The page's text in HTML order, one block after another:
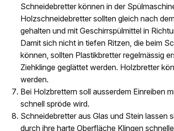
Schneidebretter können in der
Holzschneidebretter sollten gleich nach
gehalten und mit Geschirrspülmittel in
Damit sich nicht in tiefen Ritzen, die beim
können, sollten Plastikbretter regelmässig
Ziehklinge geglättet werden. Holzbretter
werden.
Bei Holzbrettern soll ausserdem Einreiben
schnell spröde wird.
Schneidebretter aus Glas und Stein lassen
durch ihre harte Oberfläche Klingen